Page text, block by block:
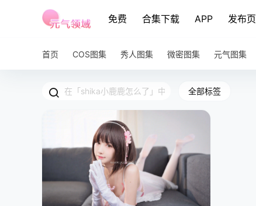
免费 合集下载 APP 发布页
首页 COS图集 秀人图集 微密图集 元气图集
全部标签